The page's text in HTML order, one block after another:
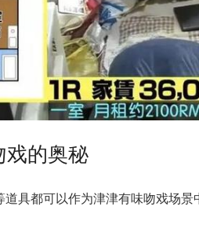
戏的奥秘
道具都可以作为津津有味吻戏场